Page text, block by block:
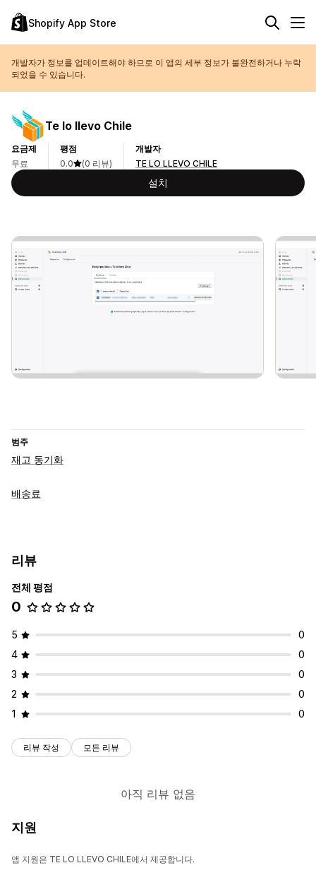
Shopify App Store
개발자가 정보를 업데이트해야 하므로 이 앱의 세부 정보가 불완전하거나 누락
되었을 수 있습니다.
Te lo llevo Chile
요금제
무료
평점
0.0
(0 리뷰)
개발자
TE LO LLEVO CHILE
설치
범주
재고 동기화
배송료
리뷰
전체 평점
0
5
0
4
0
3
0
2
0
1
0
리뷰 작성 모든 리뷰
아직 리뷰 없음
지원
앱 지원은 TE LO LLEVO CHILE에서 제공합니다.